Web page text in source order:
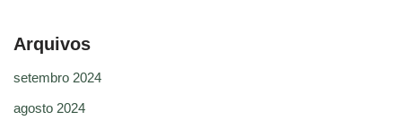
Arquivos
setembro 2024
agosto 2024